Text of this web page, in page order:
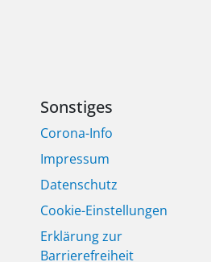
Sonstiges
Corona-Info
Impressum
Datenschutz
Cookie-Einstellungen
Erklärung zur
Barrierefreiheit